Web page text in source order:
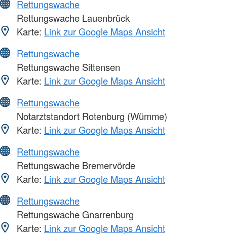
Rettungswache
Rettungswache Lauenbrück
Karte: Link zur Google Maps Ansicht
Rettungswache
Rettungswache Sittensen
Karte: Link zur Google Maps Ansicht
Rettungswache
Notarztstandort Rotenburg (Wümme)
Karte: Link zur Google Maps Ansicht
Rettungswache
Rettungswache Bremervörde
Karte: Link zur Google Maps Ansicht
Rettungswache
Rettungswache Gnarrenburg
Karte: Link zur Google Maps Ansicht